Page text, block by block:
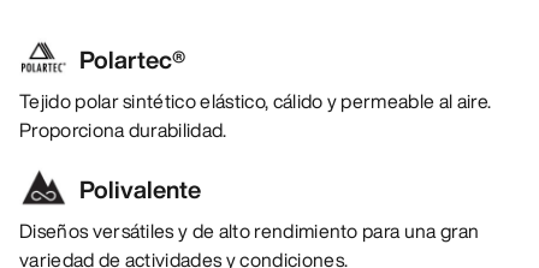
Polartec®
Tejido polar sintético elástico, cálido y permeable al aire.
Proporciona durabilidad.
Polivalente
Diseños versátiles y de alto rendimiento para una gran
variedad de actividades y condiciones.